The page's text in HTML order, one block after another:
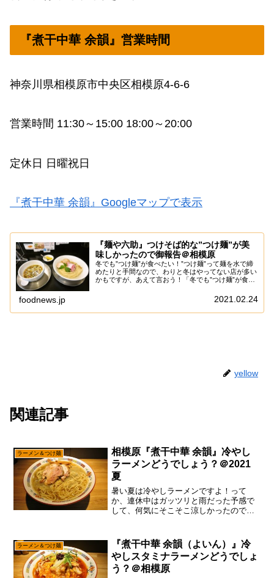
『煮干中華 余韻』営業時間
神奈川県相模原市中央区相模原4-6-6
営業時間 11:30～15:00 18:00～20:00
定休日 日曜祝日
『煮干中華 余韻』Googleマップで表示
『麺や六助』つけそば的な”つけ麺”が美
味しかったので御報告＠相模原
冬でも”つけ麺”が食べたい！”つけ麺”って麺を水で締
めたりと手間なので、わりと冬はやってない店が多い
かもですが、あえて言おう！「冬でも”つけ麺”が食べ
でそれとなく美味しい”つけ麺”を求めて、相...
foodnews.jp 2021.02.24
yellow
関連記事
ラーメン＆つけ麺
相模原『煮干中華 余韻』冷やし
ラーメンどうでしょう？＠2021
夏
暑い夏は冷やしラーメンですよ！って
か、連休中はガッツリと雨だった予感で
して、何気にそこそこ涼しかったので、
やしの季節ですと！」と、言う訳で食べ
よう食べようと思っていた『...
ラーメン＆つけ麺
『煮干中華 余韻（よいん）』冷
やしスタミナラーメンどうでしょ
う？＠相模原